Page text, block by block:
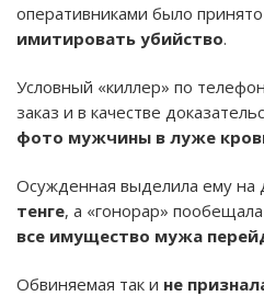
оперативниками было
имитировать убийство.
Условный «киллер» по
заказ и в качестве
фото мужчины в луже
Осужденная выделила ему на
тенге, а «гонорар»
все имущество мужа
Обвиняемая так и не